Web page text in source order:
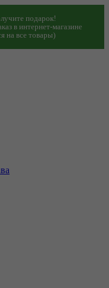
подарок!
в интернет-магазине
на все товары)